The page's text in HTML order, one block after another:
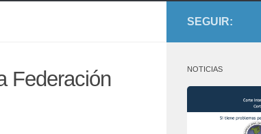
Federación
SEGUIR:
NOTICIAS